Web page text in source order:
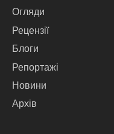
Огляди
Рецензії
Блоги
Репортажі
Новини
Архів